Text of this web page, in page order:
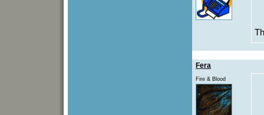
Fera
Fire & Blood